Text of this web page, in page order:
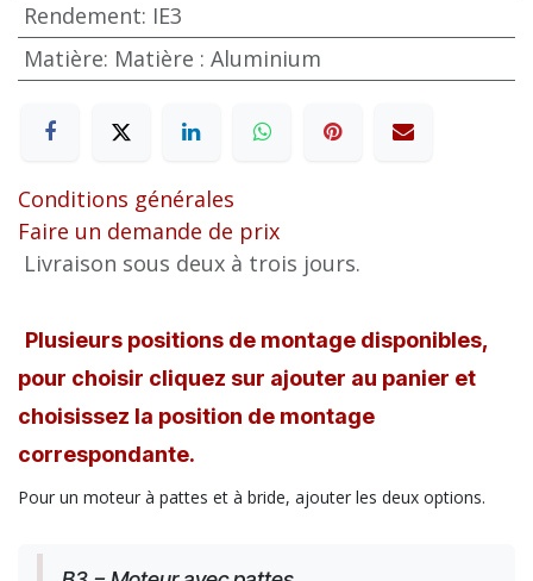
Rendement: IE3
Matière: Matière : Aluminium
Conditions générales
Faire un demande de prix
Livraison sous deux à trois jours.
Plusieurs positions de montage disponibles,
pour choisir cliquez sur ajouter au panier et
choisissez la position de montage
correspondante.
Pour un moteur à pattes et à bride, ajouter les deux options.